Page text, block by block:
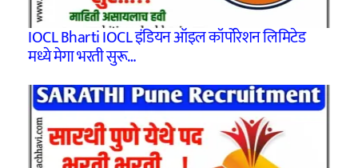
IOCL Bharti IOCL इंडियन ऑइल कॉर्पोरेशन लिमिटेड
मध्ये मेगा भरती सुरू…